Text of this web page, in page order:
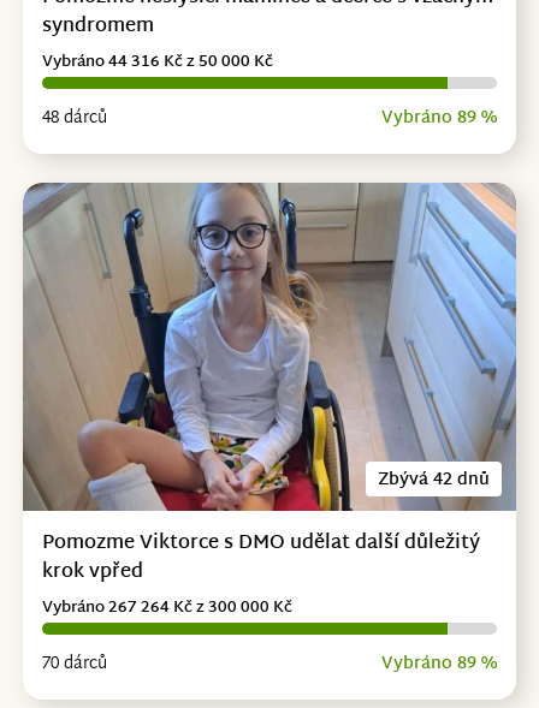
syndromem
48 dárců Vybráno 89 %
Vybráno 44 316 Kč z 50 000 Kč
Zbývá 42 dnů
Pomozme Viktorce s DMO udělat další důležitý
krok vpřed
70 dárců Vybráno 89 %
Vybráno 267 264 Kč z 300 000 Kč